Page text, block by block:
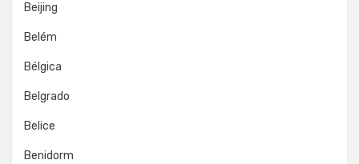
Beijing
Belém
Bélgica
Belgrado
Belice
Benidorm